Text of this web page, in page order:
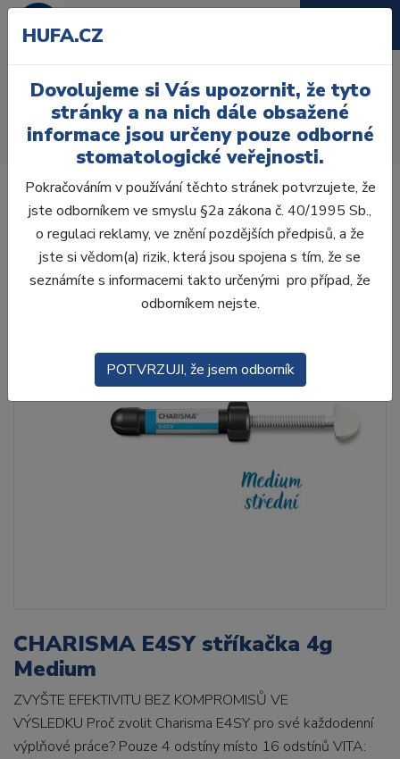
Úvod Ordinace Výplně
Kompozita, Kompomery
Bulk-Fill kompozita
CHARISMA E4SY stříkačka 4g Medium
Novinka
CHARISMA E4SY stříkačka 4g
Medium
ZVYŠTE EFEKTIVITU BEZ KOMPROMISŮ VE
VÝSLEDKU Proč zvolit Charisma E4SY pro své každodenní
výplňové práce? Pouze 4 odstíny místo 16 odstínů VITA:
HUFA.CZ
Dovolujeme si Vás upozornit, že tyto
stránky a na nich dále obsažené
informace jsou určeny pouze odborné
stomatologické veřejnosti.
Pokračováním v používání těchto stránek potvrzujete, že
jste odborníkem ve smyslu §2a zákona č. 40/1995 Sb.,
o regulaci reklamy, ve znění pozdějších předpisů, a že
jste si vědom(a) rizik, která jsou spojena s tím, že se
seznámíte s informacemi takto určenými pro případ, že
odborníkem nejste.
POTVRZUJI, že jsem odborník